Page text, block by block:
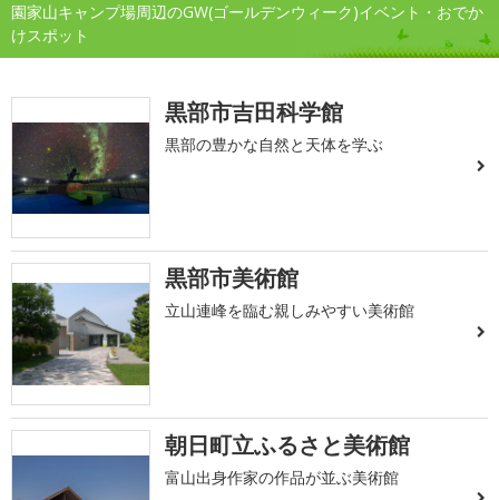
園家山キャンプ場周辺のGW(ゴールデンウィーク)イベント・おでか
けスポット
黒部市吉田科学館
黒部の豊かな自然と天体を学ぶ
黒部市美術館
立山連峰を臨む親しみやすい美術館
朝日町立ふるさと美術館
富山出身作家の作品が並ぶ美術館